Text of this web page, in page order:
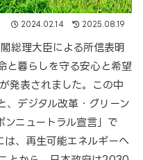
2024.02.14 2025.08.19
総理大臣による所信表明
と暮らしを守る安心と希望
発表されました。この中
、デジタル改革・グリーン
ニュートラル宣言」で
は、再生可能エネルギーへ